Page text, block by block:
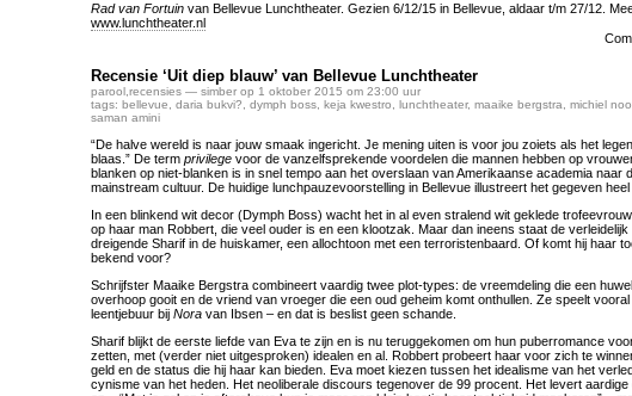
Rad van Fortuin van Bellevue Lunchtheater. Gezien 6/12/15 in Bellevue, aldaar t/m 27/12.
www.lunchtheater.nl
Recensie ‘Uit diep blauw’ van Bellevue Lunchtheater
parool recensies — simber op 1 oktober 2015 om 23:00 uur
tags: bellevue daria bukvi? dymph boss keja kwestro lunchtheater, maaike bergstra michiel
saman amini
“De halve wereld is naar jouw smaak ingericht. Je mening uiten is voor jou zoiets als het
blaas.” De term privilege voor de vanzelfsprekende voordelen die mannen hebben op
blanken op niet-blanken is in snel tempo aan het overslaan van Amerikaanse academia naar
mainstream cultuur. De huidige lunchpauzevoorstelling in Bellevue illustreert het gegeven heel
In een blinkend wit decor (Dymph Boss) wacht het in al even stralend wit geklede
op haar man Robbert, die veel ouder is en een klootzak. Maar dan ineens staat de verleidelijk
dreigende Sharif in de huiskamer, een allochtoon met een terroristenbaard. Of komt hij haar
bekend voor?
Schrijfster Maaike Bergstra combineert vaardig twee plot-types: de vreemdeling die een
overhoop gooit en de vriend van vroeger die een oud geheim komt onthullen. Ze speelt vooral
leentjebuur bij Nora van Ibsen – en dat is beslist geen schande.
Sharif blijkt de eerste liefde van Eva te zijn en is nu teruggekomen om hun puberromance
zetten, met (verder niet uitgesproken) idealen en al. Robbert probeert haar voor zich te
geld en de status die hij haar kan bieden. Eva moet kiezen tussen het idealisme van het
cynisme van het heden. Het neoliberale discours tegenover de 99 procent. Het levert aardige